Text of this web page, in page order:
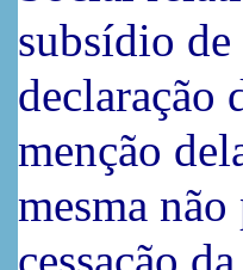
subsídio de
declaração
menção
mesma